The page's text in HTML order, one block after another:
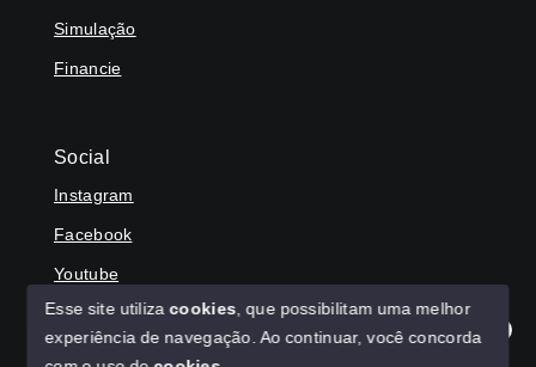
Olá! Agradecemos seu contato, como podemos ajudar?
Simulação
Financie
Social
Instagram
Facebook
Youtube
Esse site utilizacookies , que possibilitam uma melhor
experiência de navegação. Ao continuar, você concorda